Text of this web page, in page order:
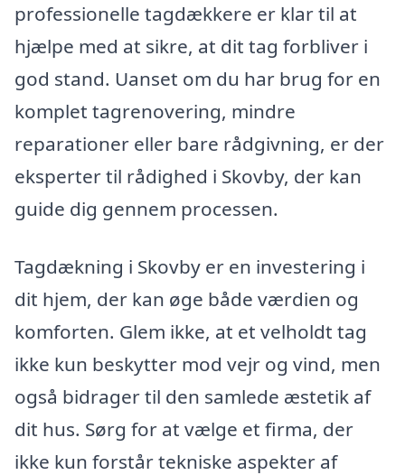
professionelle tagdækkere er klar til at
hjælpe med at sikre, at dit tag forbliver i
god stand. Uanset om du har brug for en
komplet tagrenovering, mindre
reparationer eller bare rådgivning, er der
eksperter til rådighed i Skovby, der kan
guide dig gennem processen.
Tagdækning i Skovby er en investering i
dit hjem, der kan øge både værdien og
komforten. Glem ikke, at et velholdt tag
ikke kun beskytter mod vejr og vind, men
også bidrager til den samlede æstetik af
dit hus. Sørg for at vælge et firma, der
ikke kun forstår tekniske aspekter af